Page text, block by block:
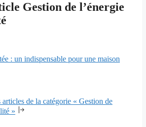
Gestion de l’énergie
: un indispensable pour une maison
de la catégorie « Gestion de
»